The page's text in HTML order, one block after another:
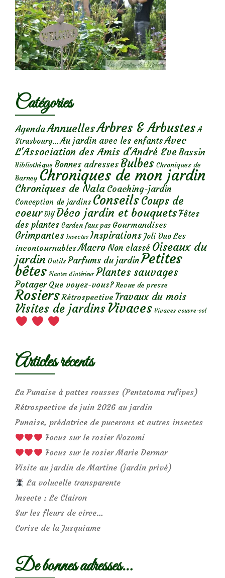
Catégories
AgendaAnnuellesArbres & Arbustes A
Strasbourg... Au jardin avec les enfantsAvec
L'Association des Amis d'André Eve Bassin
Bibliothèque Bonnes adresses Bulbes Chroniques de
Barney Chroniques de mon jardin
Chroniques de Nala Coaching-jardin
Conception de jardins ConseilsCoups de
coeur DIY Déco jardin et bouquetsFêtes
des plantes Garden faux pas Gourmandises
Grimpantes Insectes Inspirations Joli Duo Les
incontournables Macro Non classé Oiseaux du
jardin Outils Parfums du jardinPetites
bêtes Plantes d’intérieur Plantes sauvages
Potager Que voyez-vous? Revue de presse
Rosiers Rétrospective Travaux du mois
Visites de jardins Vivaces Vivaces couvre-sol
Articles récents
La Punaise à pattes rousses (Pentatoma rufipes)
Rétrospective de juin 2026 au jardin
Punaise, prédatrice de pucerons et autres insectes
Focus sur le rosier Nozomi
Focus sur le rosier Marie Dermar
Visite au jardin de Martine (jardin privé)
La volucelle transparente
Insecte : Le Clairon
Sur les fleurs de circe…
Corise de la Jusquiame
De bonnes adresses…